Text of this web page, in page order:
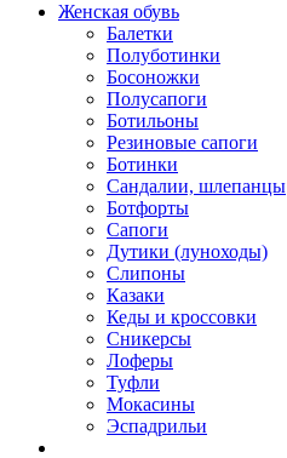
Женская обувь
Балетки
Полуботинки
Босоножки
Полусапоги
Ботильоны
Резиновые сапоги
Ботинки
Сандалии, шлепанцы
Ботфорты
Сапоги
Дутики (луноходы)
Слипоны
Казаки
Кеды и кроссовки
Сникерсы
Лоферы
Туфли
Мокасины
Эспадрильи